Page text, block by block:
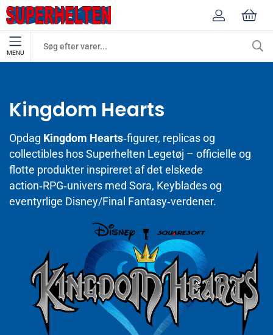
MENU
Kingdom Hearts
Opdag Kingdom Hearts‑figurer, replicas og
collectibles hos Superhelten Legetøj – officielle og
flotte produkter inspireret af det elskede
action‑RPG‑univers med Sora, Keyblades og
eventyrlige Disney/Final Fantasy‑verdener.